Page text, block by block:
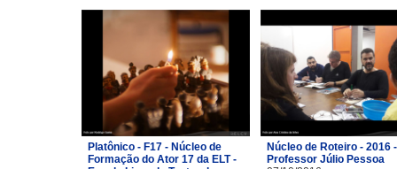
Platônico - F17 - Núcleo de
Formação do Ator 17 da ELT -
Núcleo de Roteiro - 2016 -
Professor Júlio Pessoa